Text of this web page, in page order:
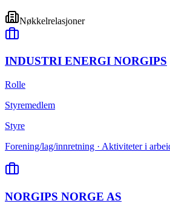
Nøkkelrelasjoner
INDUSTRI ENERGI NORGIPS
Rolle
Styremedlem
Styre
Forening/lag/innretning · Aktiviteter i
NORGIPS NORGE AS